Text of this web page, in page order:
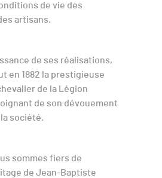
de vie des
artisans.
de ses réalisations,
en 1882 la prestigieuse
de la Légion
de son dévouement
société.
sommes fiers de
de Jean-Baptiste